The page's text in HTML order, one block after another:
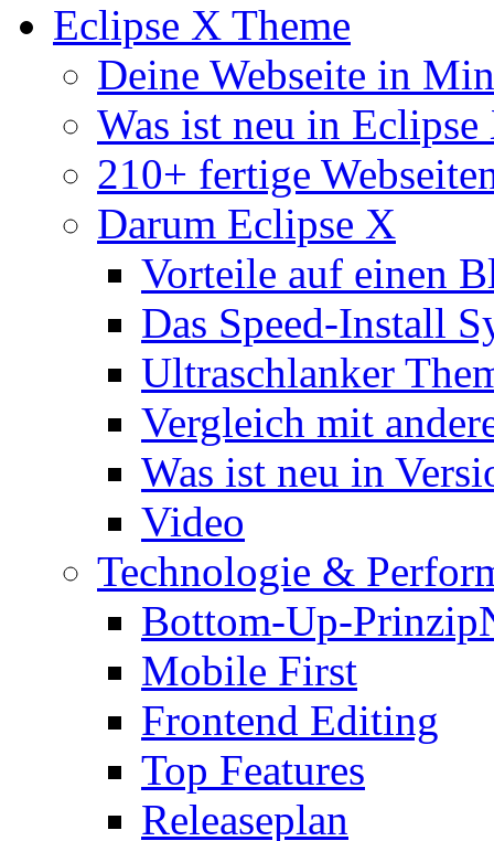
Eclipse X Theme
Deine Webseite in
Was ist neu in Eclipse
210+ fertige
Darum Eclipse X
Vorteile auf einen
Das Speed-Install
Ultraschlanker
Vergleich mit
Was ist neu in
Video
Technologie &
Bottom-Up-Prinzip
Mobile First
Frontend Editing
Top Features
Releaseplan